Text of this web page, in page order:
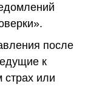
после
к
или